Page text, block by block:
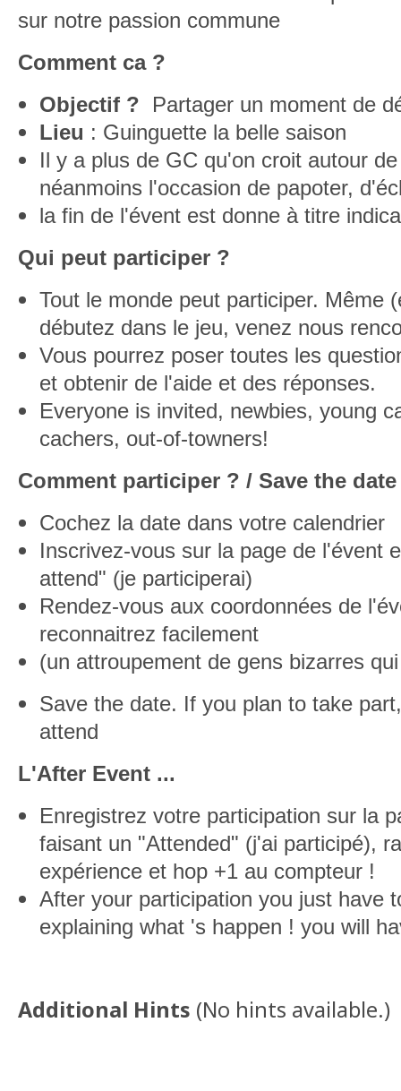
sur notre passion commune
Comment ca ?
Objectif ? Partager un moment de
Lieu : Guinguette la belle saison
Il y a plus de GC qu'on croit autour
néanmoins l'occasion de papoter,
la fin de l'évent est donne à titre
Qui peut participer ?
Tout le monde peut participer. Même
débutez dans le jeu, venez nous
Vous pourrez poser toutes les
et obtenir de l'aide et des réponses.
Everyone is invited, newbies, young
cachers, out-of-towners!
Comment participer ? / Save the date
Cochez la date dans votre calendrier
Inscrivez-vous sur la page de l'évent
attend" (je participerai)
Rendez-vous aux coordonnées de
reconnaitrez facilement
(un attroupement de gens bizarres
Save the date. If you plan to take
attend
L'After Event ...
Enregistrez votre participation sur la
faisant un "Attended" (j'ai participé),
expérience et hop +1 au compteur !
After your participation you just have
explaining what 's happen ! you will
Additional Hints (No hints available.)